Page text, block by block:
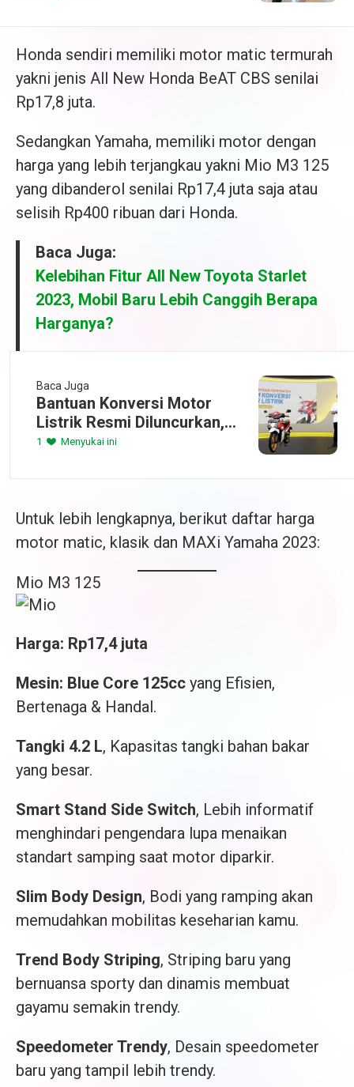
Honda sendiri memiliki motor matic termurah
yakni jenis All New Honda BeAT CBS senilai
Rp17,8 juta.
Sedangkan Yamaha, memiliki motor dengan
harga yang lebih terjangkau yakni Mio M3 125
yang dibanderol senilai Rp17,4 juta saja atau
selisih Rp400 ribuan dari Honda.
Baca Juga:
Kelebihan Fitur All New Toyota Starlet
2023, Mobil Baru Lebih Canggih Berapa
Harganya?
Baca Juga
Bantuan Konversi Motor
Listrik Resmi Diluncurkan,
Subsidi Rp7 Juta Per Unit
1 Menyukai ini
Untuk lebih lengkapnya, berikut daftar harga
motor matic, klasik dan MAXi Yamaha 2023:
Mio M3 125
Harga: Rp17,4 juta
Mesin: Blue Core 125cc yang Efisien,
Bertenaga & Handal.
Tangki 4.2 L, Kapasitas tangki bahan bakar
yang besar.
Smart Stand Side Switch, Lebih informatif
menghindari pengendara lupa menaikan
standart samping saat motor diparkir.
Slim Body Design, Bodi yang ramping akan
memudahkan mobilitas keseharian kamu.
Trend Body Striping, Striping baru yang
bernuansa sporty dan dinamis membuat
gayamu semakin trendy.
Speedometer Trendy, Desain speedometer
baru yang tampil lebih trendy.